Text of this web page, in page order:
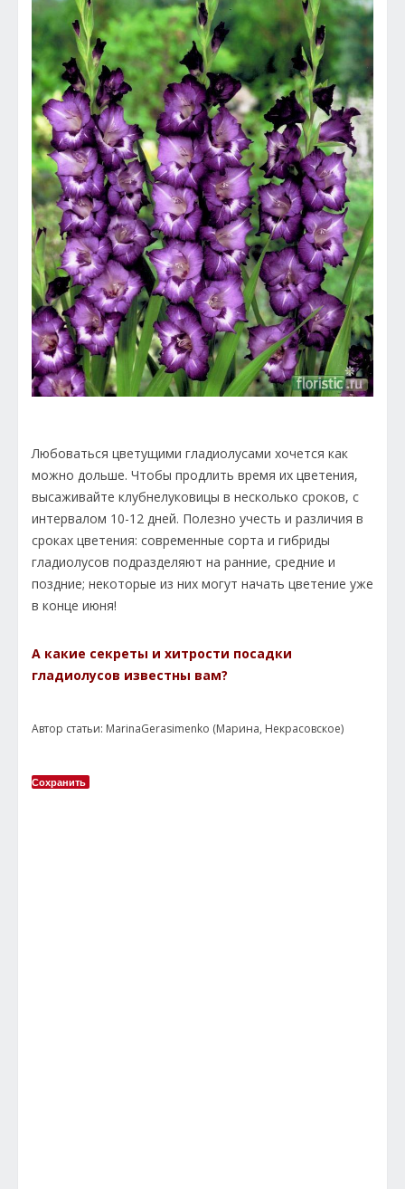
Любоваться цветущими гладиолусами хочется как
можно дольше. Чтобы продлить время их цветения,
высаживайте клубнелуковицы в несколько сроков, с
интервалом 10-12 дней. Полезно учесть и различия в
сроках цветения: современные сорта и гибриды
гладиолусов подразделяют на ранние, средние и
поздние; некоторые из них могут начать цветение уже
в конце июня!
А какие секреты и хитрости посадки
гладиолусов известны вам?
Автор статьи: MarinaGerasimenko (Марина, Некрасовское)
Сохранить